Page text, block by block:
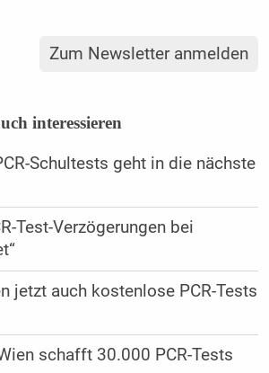
Zum Newsletter anmelden
interessieren
Schultests geht in die nächste
Test-Verzögerungen bei
jetzt auch kostenlose PCR-Tests
schafft 30.000 PCR-Tests